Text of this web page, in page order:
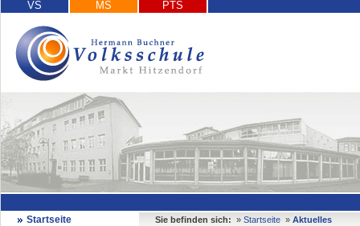
VS MS PTS
Startseite Sie befinden sich: » Startseite » Aktuelles